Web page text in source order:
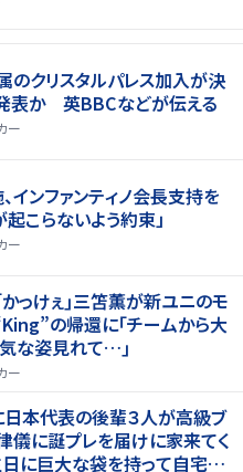
のクリスタルパレス加入が決
表か 英BBCなどが伝える
ー
インファンティノ会長支持を
こらないよう約束」
ー
っけぇ｣三笘薫が新ユニのモ
の帰還に｢チームから大
な姿見れて…｣
ー
日本代表の後輩３人が高級ブ
儀に誕プレを届けに家来てく
日に巨大な袋を持って自宅訪